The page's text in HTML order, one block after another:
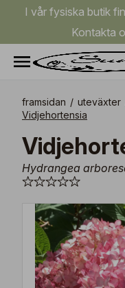
I vår fysiska butik
Kontakta
framsidan / uteväxter
Vidjehortensia
Hydrangea